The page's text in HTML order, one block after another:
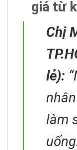
giá từ
Chị
lẻ):
làm